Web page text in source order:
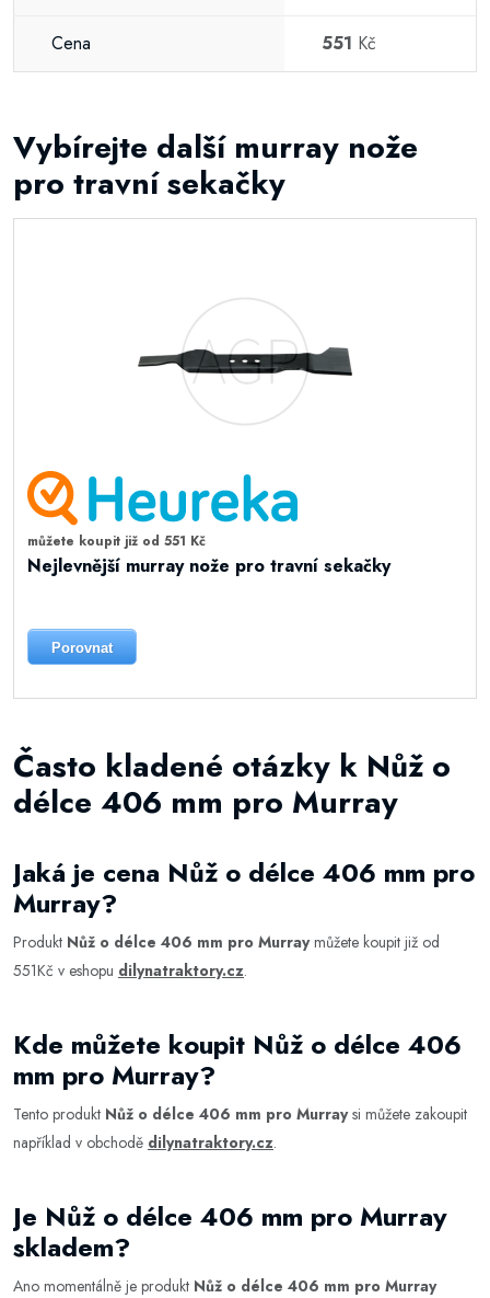
Cena 551 Kč
Vybírejte další murray nože
pro travní sekačky
můžete koupit již od 551 Kč
Nejlevnější murray nože pro travní sekačky
Porovnat
Často kladené otázky k Nůž o
délce 406 mm pro Murray
Jaká je cena Nůž o délce 406 mm pro
Murray?
Produkt Nůž o délce 406 mm pro Murraymůžete koupit již od
551Kč v eshopu dilynatraktory.cz.
Kde můžete koupit Nůž o délce 406
mm pro Murray?
Tento produkt Nůž o délce 406 mm pro Murraysi můžete zakoupit
například v obchodě dilynatraktory.cz.
Je Nůž o délce 406 mm pro Murray
skladem?
Ano momentálně je produkt Nůž o délce 406 mm pro Murray